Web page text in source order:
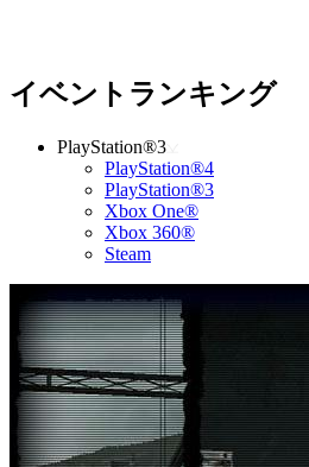
イベントランキング
PlayStation®3
PlayStation®4
PlayStation®3
Xbox One®
Xbox 360®
Steam